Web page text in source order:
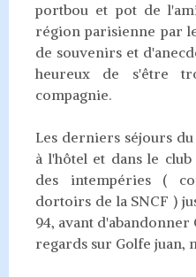
portbou et pot de
région parisienne par
de souvenirs et
heureux de s'être
compagnie.
Les derniers séjours
à l'hôtel et dans le
des intempéries (
dortoirs de la SNCF )
94, avant
regards sur Golfe juan,